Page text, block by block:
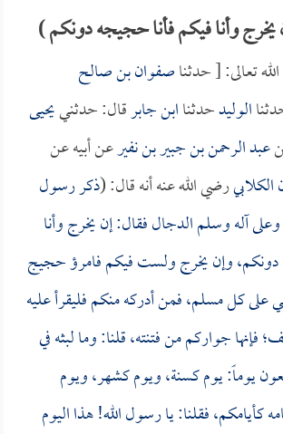
وأنا فيكم فأنا حجيجه دونكم )
تعالى: [ حدثناصفوان بن صالح
الوليدحدثناابن جابرقال: حدثنييحيى
عبد الرحمن بن جبير بن نفيرعن أبيه عن
رضي الله عنه أنه قال: (ذكر رسول
وعلى آله وسلم الدجال فقال: إن يخرج وأنا
دونكم، وإن يخرج ولست فيكم فامرؤ حجيج
على كل مسلم، فمن أدركه منكم فليقرأ عليه
فإنها جواركم من فتنته، قلنا: وما لبثه في
يوماً: يوم كسنة، ويوم كشهر، ويوم
كأيامكم، فقلنا: يا رسول الله! هذا اليوم